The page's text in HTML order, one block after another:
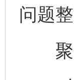
问题
聚